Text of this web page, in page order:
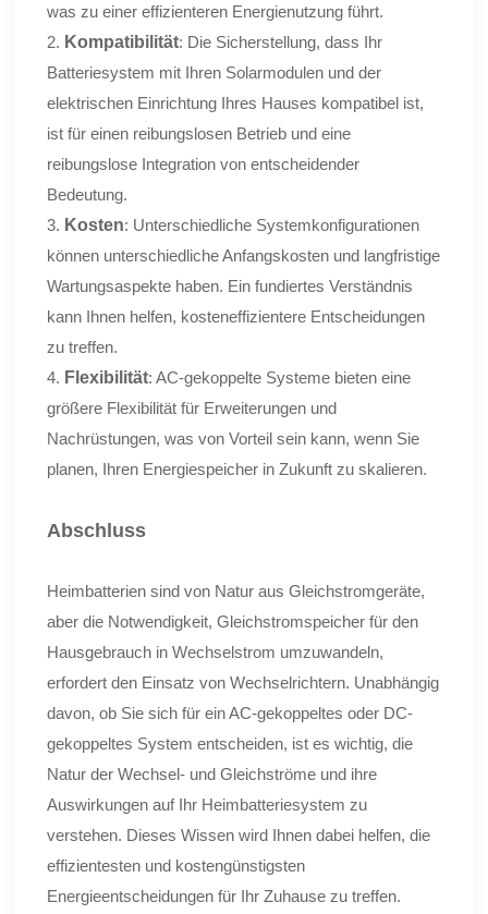
was zu einer effizienteren Energienutzung führt.
2. Kompatibilität: Die Sicherstellung, dass Ihr
Batteriesystem mit Ihren Solarmodulen und der
elektrischen Einrichtung Ihres Hauses kompatibel ist,
ist für einen reibungslosen Betrieb und eine
reibungslose Integration von entscheidender
Bedeutung.
3. Kosten: Unterschiedliche Systemkonfigurationen
können unterschiedliche Anfangskosten und langfristige
Wartungsaspekte haben. Ein fundiertes Verständnis
kann Ihnen helfen, kosteneffizientere Entscheidungen
zu treffen.
4. Flexibilität: AC-gekoppelte Systeme bieten eine
größere Flexibilität für Erweiterungen und
Nachrüstungen, was von Vorteil sein kann, wenn Sie
planen, Ihren Energiespeicher in Zukunft zu skalieren.
Abschluss
Heimbatterien sind von Natur aus Gleichstromgeräte,
aber die Notwendigkeit, Gleichstromspeicher für den
Hausgebrauch in Wechselstrom umzuwandeln,
erfordert den Einsatz von Wechselrichtern. Unabhängig
davon, ob Sie sich für ein AC-gekoppeltes oder DC-
gekoppeltes System entscheiden, ist es wichtig, die
Natur der Wechsel- und Gleichströme und ihre
Auswirkungen auf Ihr Heimbatteriesystem zu
verstehen. Dieses Wissen wird Ihnen dabei helfen, die
effizientesten und kostengünstigsten
Energieentscheidungen für Ihr Zuhause zu treffen.